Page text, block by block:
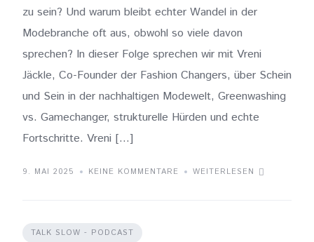
zu sein? Und warum bleibt echter Wandel in der
Modebranche oft aus, obwohl so viele davon
sprechen? In dieser Folge sprechen wir mit Vreni
Jäckle, Co-Founder der Fashion Changers, über Schein
und Sein in der nachhaltigen Modewelt, Greenwashing
vs. Gamechanger, strukturelle Hürden und echte
Fortschritte. Vreni […]
9. MAI 2025 KEINE KOMMENTARE WEITERLESEN
TALK SLOW - PODCAST